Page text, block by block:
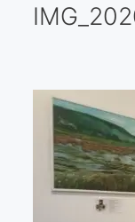
Artistas
Visitas a los
Qué dicen de
Aviso legal